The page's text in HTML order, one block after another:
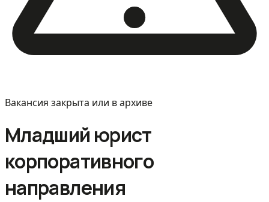
Вакансия закрыта или в архиве
Младший юрист
корпоративного
направления